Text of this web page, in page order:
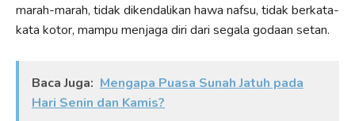
marah-marah, tidak dikendalikan hawa nafsu, tidak berkata-
kata kotor, mampu menjaga diri dari segala godaan setan.
Baca Juga: Mengapa Puasa Sunah Jatuh pada
Hari Senin dan Kamis?